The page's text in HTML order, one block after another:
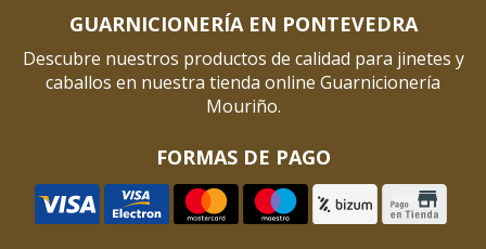
GUARNICIONERÍA EN PONTEVEDRA
Descubre nuestros productos de calidad para jinetes y
caballos en nuestra tienda online Guarnicionería
Mouriño.
FORMAS DE PAGO